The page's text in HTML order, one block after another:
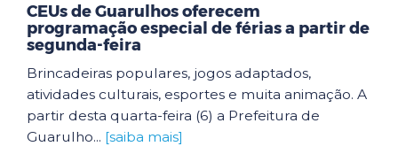
CEUs de Guarulhos oferecem
programação especial de férias a partir de
segunda-feira
Brincadeiras populares, jogos adaptados,
atividades culturais, esportes e muita animação. A
partir desta quarta-feira (6) a Prefeitura de
Guarulho... [saiba mais]